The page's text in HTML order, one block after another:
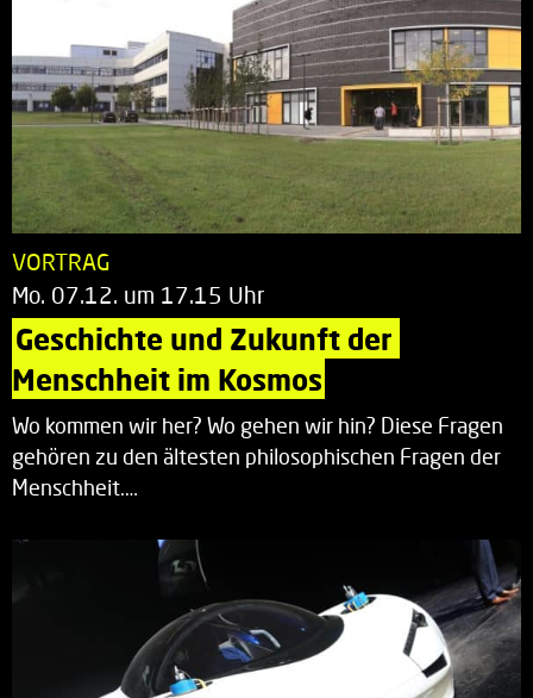
VORTRAG
Mo. 07.12. um 17.15 Uhr
Geschichte und Zukunft der
Menschheit im Kosmos
Wo kommen wir her? Wo gehen wir hin? Diese Fragen
gehören zu den ältesten philosophischen Fragen der
Menschheit.…